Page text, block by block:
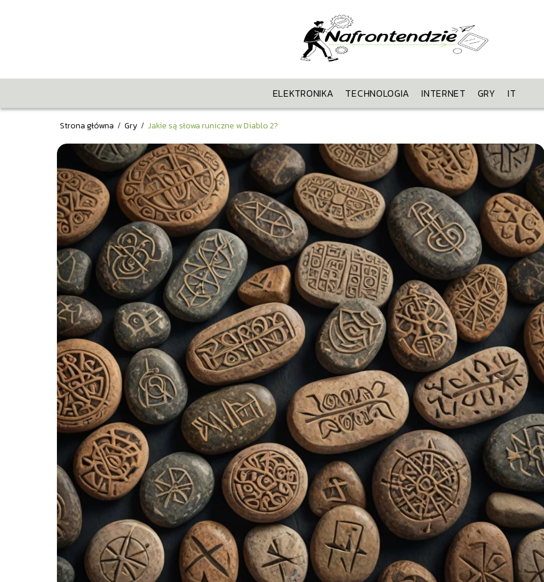
ELEKTRONIKA TECHNOLOGIA INTERNET GRY IT
Strona główna / Gry / Jakie są słowa runiczne w Diablo 2?